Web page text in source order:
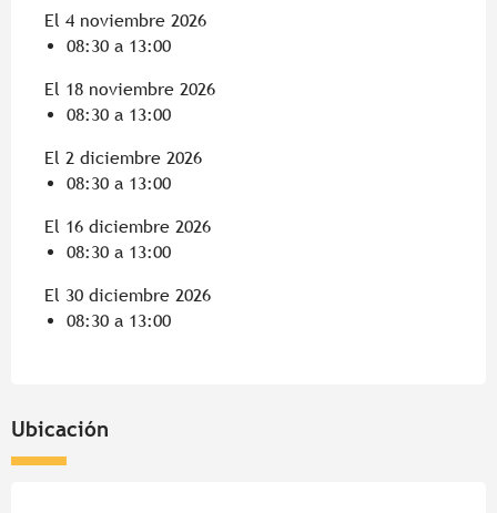
El 4 noviembre 2026
08:30 a 13:00
El 18 noviembre 2026
08:30 a 13:00
El 2 diciembre 2026
08:30 a 13:00
El 16 diciembre 2026
08:30 a 13:00
El 30 diciembre 2026
08:30 a 13:00
Ubicación